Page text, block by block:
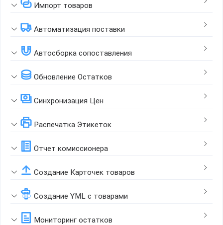
Импорт товаров
Автоматизация поставки
Автосборка сопоставления
Обновление Остатков
Синхронизация Цен
Распечатка Этикеток
Отчет комиссионера
Создание Карточек товаров
Создание YML с товарами
Мониторинг остатков